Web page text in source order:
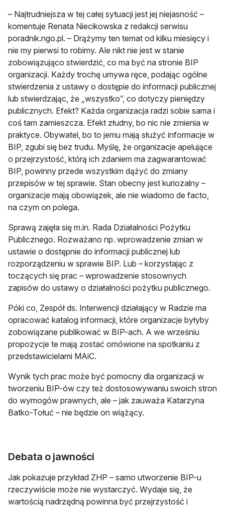
– Najtrudniejsza w tej całej sytuacji jest jej niejasność –
komentuje Renata Niecikowska z redakcji serwisu
poradnik.ngo.pl. – Drążymy ten temat od kilku miesięcy i
nie my pierwsi to robimy. Ale nikt nie jest w stanie
zobowiązująco stwierdzić, co ma być na stronie BIP
organizacji. Każdy trochę umywa ręce, podając ogólne
stwierdzenia z ustawy o dostępie do informacji publicznej
lub stwierdzając, że „wszystko”, co dotyczy pieniędzy
publicznych. Efekt? Każda organizacja radzi sobie sama i
coś tam zamieszcza. Efekt złudny, bo nic nie zmienia w
praktyce. Obywatel, bo to jemu mają służyć informacje w
BIP, zgubi się bez trudu. Myślę, że organizacje apelujące
o przejrzystość, którą ich zdaniem ma zagwarantować
BIP, powinny przede wszystkim dążyć do zmiany
przepisów w tej sprawie. Stan obecny jest kuriozalny –
organizacje mają obowiązek, ale nie wiadomo de facto,
na czym on polega.
Sprawą zajęła się m.in. Rada Działalności Pożytku
Publicznego. Rozważano np. wprowadzenie zmian w
ustawie o dostępnie do informacji publicznej lub
rozporządzeniu w sprawie BIP. Lub – korzystając z
toczących się prac – wprowadzenie stosownych
zapisów do ustawy o działalności pożytku publicznego.
Póki co, Zespół ds. Interwencji działający w Radzie ma
opracować katalog informacji, które organizacje byłyby
zobowiązane publikować w BIP-ach. A we wrześniu
propozycje te mają zostać omówione na spotkaniu z
przedstawicielami MAiC.
Wynik tych prac może być pomocny dla organizacji w
tworzeniu BIP-ów czy też dostosowywaniu swoich stron
do wymogów prawnych, ale – jak zauważa Katarzyna
Batko-Tołuć – nie będzie on wiążący.
Debata o jawności
Jak pokazuje przykład ZHP – samo utworzenie BIP-u
rzeczywiście może nie wystarczyć. Wydaje się, że
wartością nadrzędną powinna być przejrzystość i